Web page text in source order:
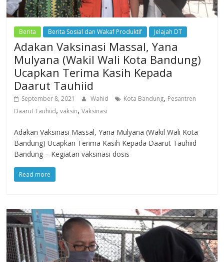
Berita Berita Sosial dan Wakaf Produktif Jelajah DT
Adakan Vaksinasi Massal, Yana
Mulyana (Wakil Wali Kota Bandung)
Ucapkan Terima Kasih Kepada
Daarut Tauhiid
September 8, 2021 Wahid Kota Bandung, Pesantren
Daarut Tauhiid,vaksin,Vaksinasi
Adakan Vaksinasi Massal, Yana Mulyana (Wakil Wali Kota
Bandung) Ucapkan Terima Kasih Kepada Daarut Tauhiid
Bandung – Kegiatan vaksinasi dosis
Read more